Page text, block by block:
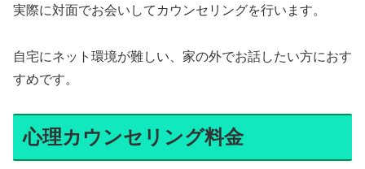
実際に対面でお会いしてカウンセリングを行います。
自宅にネット環境が難しい、家の外でお話したい方におす
すめです。
心理カウンセリング料金